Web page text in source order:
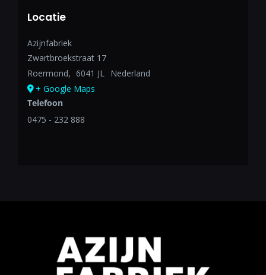
Locatie
Azijnfabriek
Zwartbroekstraat 17
Roermond, 6041 JL Nederland
+ Google Maps
Telefoon
0475 - 232 888